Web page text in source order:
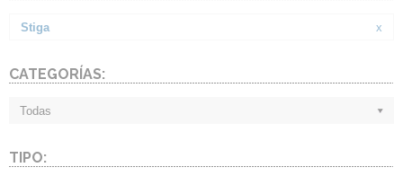
Stiga x
CATEGORÍAS:
Todas
TIPO: